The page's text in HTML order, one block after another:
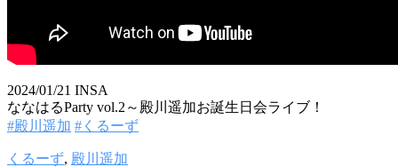
2024/01/21 INSA
ななはるParty vol.2～殿川遥加お誕生日会ライブ！
#殿川遥加 #くるーず
くるーず, 殿川遥加